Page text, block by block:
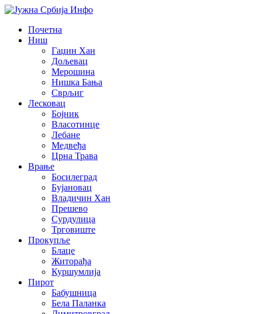
Почетна
Ниш
Гаџин Хан
Дољевац
Мерошина
Нишка Бања
Сврљиг
Лесковац
Бојник
Власотинце
Лебане
Медвеђа
Црна Трава
Врање
Босилеград
Бујановац
Владичин Хан
Прешево
Сурдулица
Трговиште
Прокупље
Блаце
Житорађа
Куршумлија
Пирот
Бабушница
Бела Паланка